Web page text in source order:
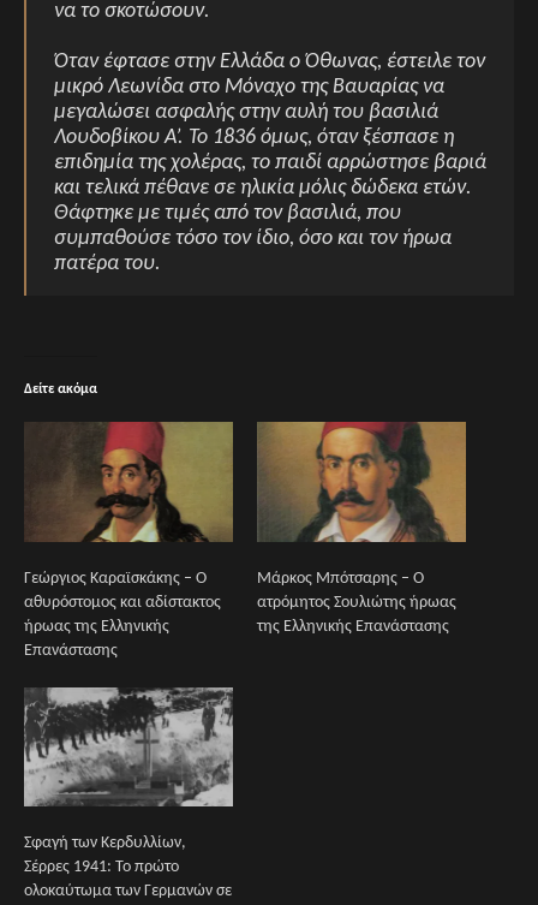
να το σκοτώσουν.
Όταν έφτασε στην Ελλάδα ο Όθωνας, έστειλε τον
μικρό Λεωνίδα στο Μόναχο της Βαυαρίας να
μεγαλώσει ασφαλής στην αυλή του βασιλιά
Λουδοβίκου Α’. Το 1836 όμως, όταν ξέσπασε η
επιδημία της χολέρας, το παιδί αρρώστησε βαριά
και τελικά πέθανε σε ηλικία μόλις δώδεκα ετών.
Θάφτηκε με τιμές από τον βασιλιά, που
συμπαθούσε τόσο τον ίδιο, όσο και τον ήρωα
πατέρα του.
Δείτε ακόμα
Γεώργιος Καραϊσκάκης – Ο
αθυρόστομος και αδίστακτος
ήρωας της Ελληνικής
Επανάστασης
Μάρκος Μπότσαρης – Ο
ατρόμητος Σουλιώτης ήρωας
της Ελληνικής Επανάστασης
Σφαγή των Κερδυλλίων,
Σέρρες 1941: Το πρώτο
ολοκαύτωμα των Γερμανών σε